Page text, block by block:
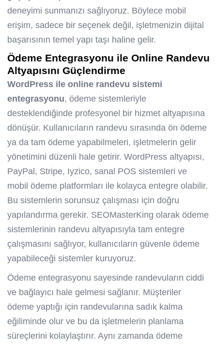
deneyimi sunmanızı sağlıyoruz. Böylece mobil
erişim, sadece bir seçenek değil, işletmenizin dijital
başarısının temel yapı taşı haline gelir.
Ödeme Entegrasyonu ile Online Randevu
Altyapısını Güçlendirme
WordPress ile online randevu sistemi
entegrasyonu, ödeme sistemleriyle
desteklendiğinde profesyonel bir hizmet altyapısına
dönüşür. Kullanıcıların randevu sırasında ön ödeme
ya da tam ödeme yapabilmeleri, işletmelerin gelir
yönetimini düzenli hale getirir. WordPress altyapısı,
PayPal, Stripe, Iyzico, sanal POS sistemleri ve
mobil ödeme platformları ile kolayca entegre olabilir.
Bu sistemlerin sorunsuz çalışması için doğru
yapılandırma gerekir. SEOMasterKing olarak ödeme
sistemlerinin randevu altyapısıyla tam entegre
çalışmasını sağlıyor, kullanıcıların güvenle ödeme
yapabileceği sistemler kuruyoruz.
Ödeme entegrasyonu sayesinde randevuların ciddi
ve bağlayıcı hale gelmesi sağlanır. Müşteriler
ödeme yaptığı için randevularına sadık kalma
eğiliminde olur ve bu da işletmelerin planlama
süreçlerini kolaylaştırır. Aynı zamanda ödeme